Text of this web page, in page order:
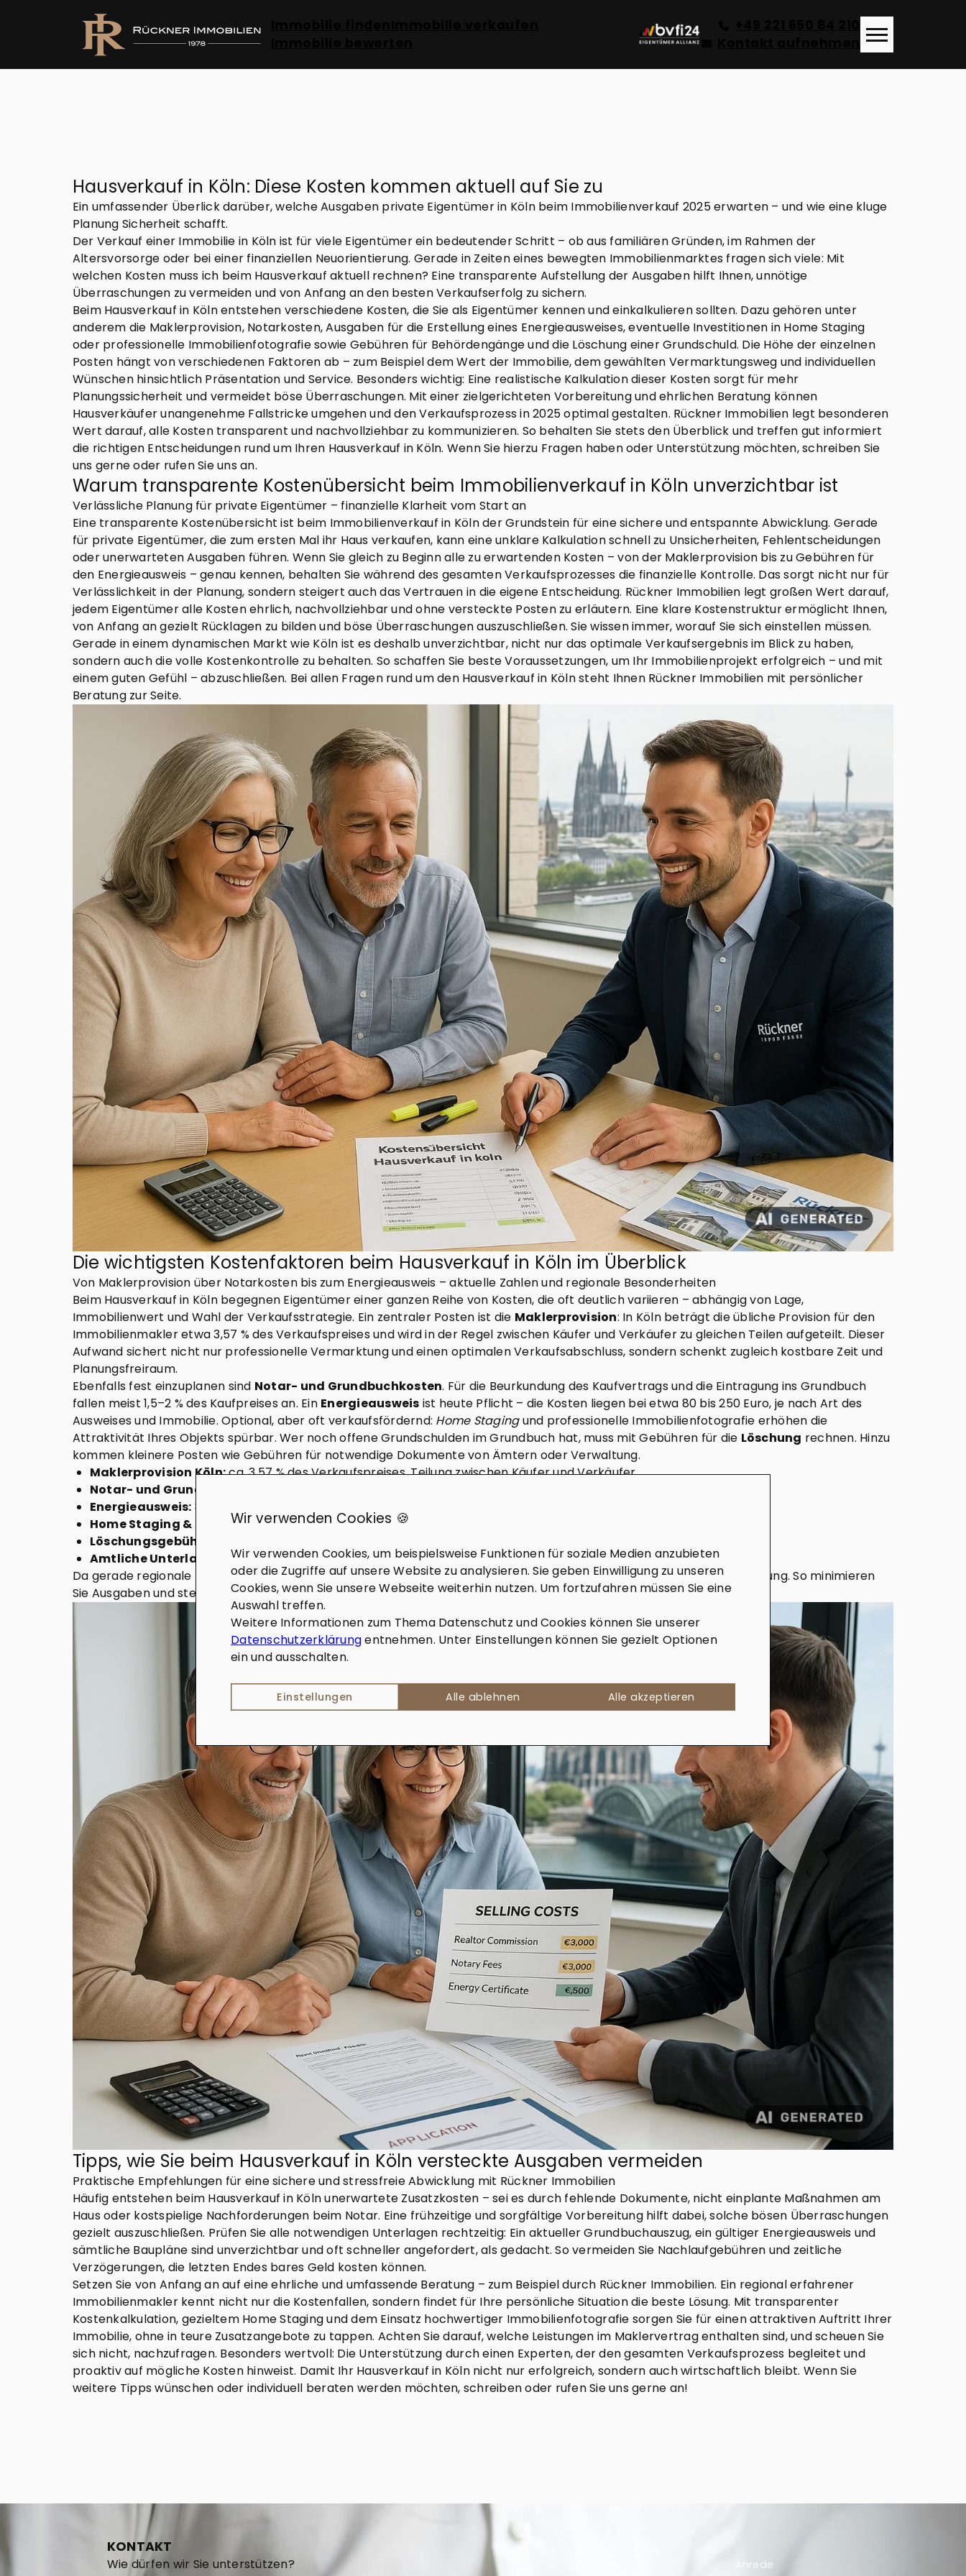
Hausverkauf in Köln: Diese Kosten kommen aktuell auf Sie zu
Ein umfassender Überlick darüber, welche Ausgaben private Eigentümer in Köln beim Immobilienverkauf 2025 erwarten – und wie eine kluge
Planung Sicherheit schafft.
Der Verkauf einer Immobilie in Köln ist für viele Eigentümer ein bedeutender Schritt – ob aus familiären Gründen, im Rahmen der
Altersvorsorge oder bei einer finanziellen Neuorientierung. Gerade in Zeiten eines bewegten Immobilienmarktes fragen sich viele: Mit
welchen Kosten muss ich beim Hausverkauf aktuell rechnen? Eine transparente Aufstellung der Ausgaben hilft Ihnen, unnötige
Überraschungen zu vermeiden und von Anfang an den besten Verkaufserfolg zu sichern.
Beim Hausverkauf in Köln entstehen verschiedene Kosten, die Sie als Eigentümer kennen und einkalkulieren sollten. Dazu gehören unter
anderem die Maklerprovision, Notarkosten, Ausgaben für die Erstellung eines Energieausweises, eventuelle Investitionen in Home Staging
oder professionelle Immobilienfotografie sowie Gebühren für Behördengänge und die Löschung einer Grundschuld. Die Höhe der einzelnen
Posten hängt von verschiedenen Faktoren ab – zum Beispiel dem Wert der Immobilie, dem gewählten Vermarktungsweg und individuellen
Wünschen hinsichtlich Präsentation und Service. Besonders wichtig: Eine realistische Kalkulation dieser Kosten sorgt für mehr
Planungssicherheit und vermeidet böse Überraschungen. Mit einer zielgerichteten Vorbereitung und ehrlichen Beratung können
Hausverkäufer unangenehme Fallstricke umgehen und den Verkaufsprozess in 2025 optimal gestalten. Rückner Immobilien legt besonderen
Wert darauf, alle Kosten transparent und nachvollziehbar zu kommunizieren. So behalten Sie stets den Überblick und treffen gut informiert
die richtigen Entscheidungen rund um Ihren Hausverkauf in Köln. Wenn Sie hierzu Fragen haben oder Unterstützung möchten, schreiben Sie
uns gerne oder rufen Sie uns an.
Warum transparente Kostenübersicht beim Immobilienverkauf in Köln unverzichtbar ist
Verlässliche Planung für private Eigentümer – finanzielle Klarheit vom Start an
Eine transparente Kostenübersicht ist beim Immobilienverkauf in Köln der Grundstein für eine sichere und entspannte Abwicklung. Gerade
für private Eigentümer, die zum ersten Mal ihr Haus verkaufen, kann eine unklare Kalkulation schnell zu Unsicherheiten, Fehlentscheidungen
oder unerwarteten Ausgaben führen. Wenn Sie gleich zu Beginn alle zu erwartenden Kosten – von der Maklerprovision bis zu Gebühren für
den Energieausweis – genau kennen, behalten Sie während des gesamten Verkaufsprozesses die finanzielle Kontrolle. Das sorgt nicht nur für
Verlässlichkeit in der Planung, sondern steigert auch das Vertrauen in die eigene Entscheidung. Rückner Immobilien legt großen Wert darauf,
jedem Eigentümer alle Kosten ehrlich, nachvollziehbar und ohne versteckte Posten zu erläutern. Eine klare Kostenstruktur ermöglicht Ihnen,
von Anfang an gezielt Rücklagen zu bilden und böse Überraschungen auszuschließen. Sie wissen immer, worauf Sie sich einstellen müssen.
Gerade in einem dynamischen Markt wie Köln ist es deshalb unverzichtbar, nicht nur das optimale Verkaufsergebnis im Blick zu haben,
sondern auch die volle Kostenkontrolle zu behalten. So schaffen Sie beste Voraussetzungen, um Ihr Immobilienprojekt erfolgreich – und mit
einem guten Gefühl – abzuschließen. Bei allen Fragen rund um den Hausverkauf in Köln steht Ihnen Rückner Immobilien mit persönlicher
Beratung zur Seite.
Die wichtigsten Kostenfaktoren beim Hausverkauf in Köln im Überblick
Von Maklerprovision über Notarkosten bis zum Energieausweis – aktuelle Zahlen und regionale Besonderheiten
Beim Hausverkauf in Köln begegnen Eigentümer einer ganzen Reihe von Kosten, die oft deutlich variieren – abhängig von Lage,
Immobilienwert und Wahl der Verkaufsstrategie. Ein zentraler Posten ist die Maklerprovision: In Köln beträgt die übliche Provision für den
Immobilienmakler etwa 3,57 % des Verkaufspreises und wird in der Regel zwischen Käufer und Verkäufer zu gleichen Teilen aufgeteilt. Dieser
Aufwand sichert nicht nur professionelle Vermarktung und einen optimalen Verkaufsabschluss, sondern schenkt zugleich kostbare Zeit und
Planungsfreiraum.
Ebenfalls fest einzuplanen sind Notar- und Grundbuchkosten. Für die Beurkundung des Kaufvertrags und die Eintragung ins Grundbuch
fallen meist 1,5–2 % des Kaufpreises an. Ein Energieausweis ist heute Pflicht – die Kosten liegen bei etwa 80 bis 250 Euro, je nach Art des
Ausweises und Immobilie. Optional, aber oft verkaufsfördernd: Home Stagingund professionelle Immobilienfotografie erhöhen die
Attraktivität Ihres Objekts spürbar. Wer noch offene Grundschulden im Grundbuch hat, muss mit Gebühren für die Löschung rechnen. Hinzu
kommen kleinere Posten wie Gebühren für notwendige Dokumente von Ämtern oder Verwaltung.
Maklerprovision Köln:ca. 3,57 % des Verkaufspreises, Teilung zwischen Käufer und Verkäufer
Notar- und Grundbuchkosten:
Energieausweis: 80–250 €
Home Staging & Immobilienfotografie: variabel, je nach Umfang
Löschungsgebühren Grundschuld:
Amtliche Unterlagen und Dokumente:kleinere Summen, je nach Anforderung
Da gerade regionale Unterschiede und aktuelle Gesetzeslagen die Kosten beeinflussen, empfiehlt sich frühzeitige Beratung. So minimieren
Sie Ausgaben und steigern den Verkaufserfolg spürbar – gerne stehen wir Ihnen dabei zur Seite!
Tipps, wie Sie beim Hausverkauf in Köln versteckte Ausgaben vermeiden
Praktische Empfehlungen für eine sichere und stressfreie Abwicklung mit Rückner Immobilien
Häufig entstehen beim Hausverkauf in Köln unerwartete Zusatzkosten – sei es durch fehlende Dokumente, nicht einplante Maßnahmen am
Haus oder kostspielige Nachforderungen beim Notar. Eine frühzeitige und sorgfältige Vorbereitung hilft dabei, solche bösen Überraschungen
gezielt auszuschließen. Prüfen Sie alle notwendigen Unterlagen rechtzeitig: Ein aktueller Grundbuchauszug, ein gültiger Energieausweis und
sämtliche Baupläne sind unverzichtbar und oft schneller angefordert, als gedacht. So vermeiden Sie Nachlaufgebühren und zeitliche
Verzögerungen, die letzten Endes bares Geld kosten können.
Setzen Sie von Anfang an auf eine ehrliche und umfassende Beratung – zum Beispiel durch Rückner Immobilien. Ein regional erfahrener
Immobilienmakler kennt nicht nur die Kostenfallen, sondern findet für Ihre persönliche Situation die beste Lösung. Mit transparenter
Kostenkalkulation, gezieltem Home Staging und dem Einsatz hochwertiger Immobilienfotografie sorgen Sie für einen attraktiven Auftritt Ihrer
Immobilie, ohne in teure Zusatzangebote zu tappen. Achten Sie darauf, welche Leistungen im Maklervertrag enthalten sind, und scheuen Sie
sich nicht, nachzufragen. Besonders wertvoll: Die Unterstützung durch einen Experten, der den gesamten Verkaufsprozess begleitet und
proaktiv auf mögliche Kosten hinweist. Damit Ihr Hausverkauf in Köln nicht nur erfolgreich, sondern auch wirtschaftlich bleibt. Wenn Sie
weitere Tipps wünschen oder individuell beraten werden möchten, schreiben oder rufen Sie uns gerne an!
KONTAKT
Wie dürfen wir Sie unterstützen?
Anrede
Wir verwenden Cookies 🍪
Wir verwenden Cookies, um beispielsweise Funktionen für soziale Medien anzubieten
oder die Zugriffe auf unsere Website zu analysieren. Sie geben Einwilligung zu unseren
Cookies, wenn Sie unsere Webseite weiterhin nutzen. Um fortzufahren müssen Sie eine
Auswahl treffen.
Weitere Informationen zum Thema Datenschutz und Cookies können Sie unserer
Datenschutzerklärungentnehmen. Unter Einstellungen können Sie gezielt Optionen
ein und ausschalten.
Einstellungen Alle ablehnen Alle akzeptieren